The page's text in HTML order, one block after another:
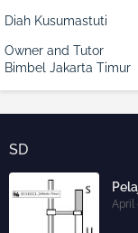
Diah Kusumastuti
Owner and Tutor
Bimbel Jakarta Timur
SD
April